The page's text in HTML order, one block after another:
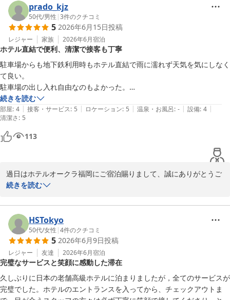
うに、スタッフ一同精進してまいりますので、是非またご来館くだ
ホテルオークラ福岡
2026-06-20
prado_kjz
50代/男性 |3件のクチコミ
5 2026年6月15日投稿
レジャー 家族 2026年6月宿泊
ホテル直結で便利、清潔で接客も丁寧
駐車場からも地下鉄利用時もホテル直結で雨に濡れず天気を気にしなく
て良い。
駐車場の出し入れ自由なのもよかった。
部屋に古さは感じるが清潔で接客も丁寧。
アメニティは充実しており入浴剤があるのはプラス。
続きを読む
部屋: 4 | 接客・サービス: 5 | ロケーション: 5 | 温泉・お風呂: - | 設備: 4 |
清潔さ: 5
113
過日はホテルオークラ福岡にご宿泊賜りまして、誠にありがとうご
ざいます。ご不便なくお過ごし頂けたご様子で大変嬉しく存じま
ってまいりますので、確認させていただき今後のご準備につなげて
まいります。いついらっしゃってもご満足いただけるように精進し
てまいりますので、福岡へお越しの際は、是非またご来館ください
ホテルオークラ福岡
続きを読む
HSTokyo
50代/女性 |4件のクチコミ
5 2026年6月9日投稿
レジャー 友達 2026年6月宿泊
完璧なサービスと笑顔に感動した滞在
久しぶりに日本の老舗高級ホテルに泊まりましたが，全てのサービスが
完璧でした。ホテルのエントランスを入ってから、チェックアウトま